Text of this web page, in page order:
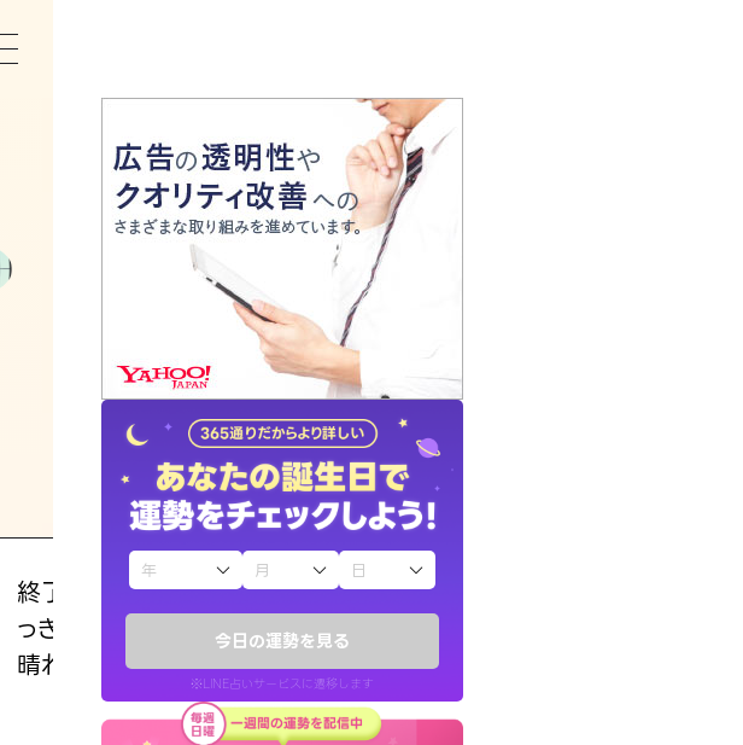
今日の運勢を見る
※LINE占いサービスに遷移します
トップ
ユーザーの声
占いの流れ
おすすめの占い師
よくある質問
えもじの子（占）12星座占い
お知らせ
終了後とても前向きな気持ちで、さ
っきまでの心のモヤが嘘のように
晴れました。
30代 女性